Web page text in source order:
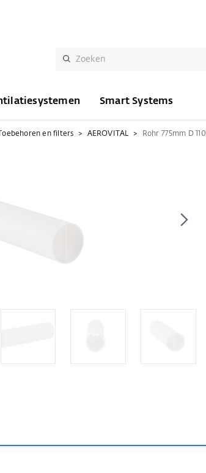
Smart Systems
Toebehoren en filters AEROVITAL Rohr 775mm D 110